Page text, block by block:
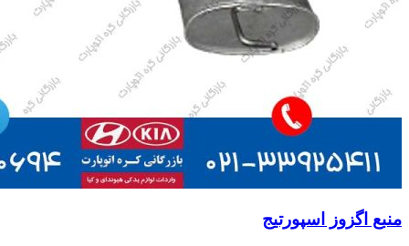
منبع اگزوز اسپورتیج